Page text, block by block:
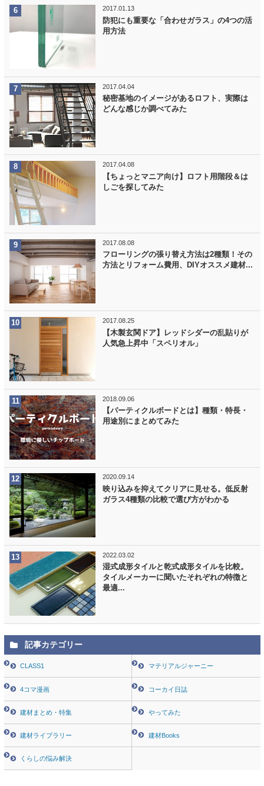
2017.01.13
防犯にも重要な「合わせガラス」の4つの活
用方法
2017.04.04
秘密基地のイメージがあるロフト、実際は
どんな感じか調べてみた
2017.04.08
【ちょっとマニア向け】ロフト用階段＆は
しごを探してみた
2017.08.08
フローリングの張り替え方法は2種類！その
方法とリフォーム費用、DIYオススメ建材...
2017.08.25
【木製玄関ドア】レッドシダーの乱貼りが
人気急上昇中「スペリオル」
2018.09.06
【パーティクルボードとは】種類・特長・
用途別にまとめてみた
2020.09.14
映り込みを抑えてクリアに見せる。低反射
ガラス4種類の比較で選び方がわかる
2022.03.02
湿式成形タイルと乾式成形タイルを比較。
タイルメーカーに聞いたそれぞれの特徴と
最適...
記事カテゴリー
CLASS1 マテリアルジャーニー
4コマ漫画 コーカイ日誌
建材まとめ・特集 やってみた
建材ライブラリー 建材Books
くらしの悩み解決